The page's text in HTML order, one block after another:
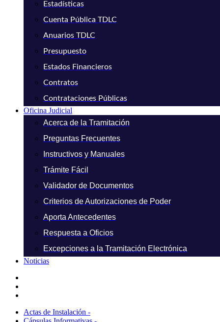
Estadísticas
Cuenta Pública TDLC
Anuarios TDLC
Presupuesto
Estados Financieros
Contratos
Contrataciones Públicas
Oficina Judicial
Acerca de la Tramitación
Preguntas Frecuentes
Instructivos y Manuales
Trámite Fácil
Validador de Documentos
Criterios de Autorizaciones de Poder
Aporta Antecedentes
Respuesta a Oficios
Excepciones a la Tramitación Electrónica
Noticias
Actas de Instalación -